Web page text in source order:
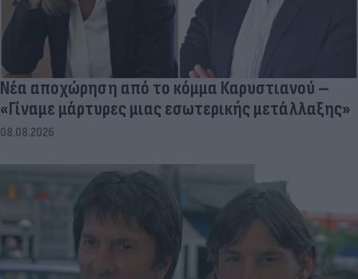
Νέα αποχώρηση από το κόμμα Καρυστιανού –
«Γίναμε μάρτυρες μιας εσωτερικής μετάλλαξης»
08.08.2026